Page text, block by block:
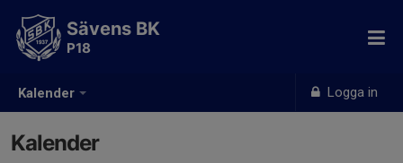
Kalender Logga in
Sävens BK
P18
Kalender